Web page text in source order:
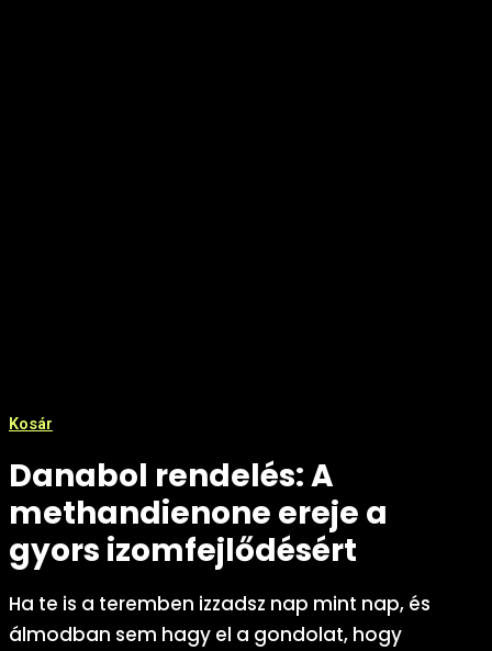
Kosár
Danabol rendelés: A
methandienone ereje a
gyors izomfejlődésért
Ha te is a teremben izzadsz nap mint nap, és
álmodban sem hagy el a gondolat, hogy